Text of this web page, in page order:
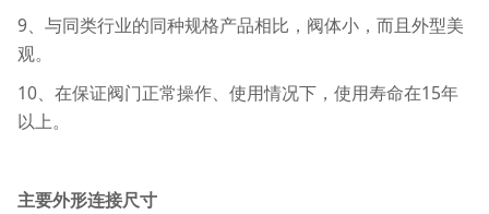
9、与同类行业的同种规格产品相比，阀体小，而且外型美
观。
10、在保证阀门正常操作、使用情况下，使用寿命在15年
以上。
主要外形连接尺寸